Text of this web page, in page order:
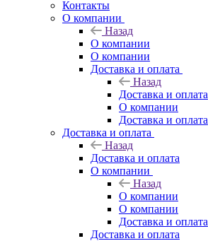
Контакты
О компании
Назад
О компании
О компании
Доставка и оплата
Назад
Доставка и оплата
О компании
Доставка и оплата
Доставка и оплата
Назад
Доставка и оплата
О компании
Назад
О компании
О компании
Доставка и оплата
Доставка и оплата